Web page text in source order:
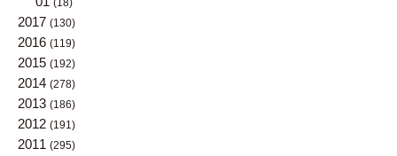
(18)
2017 (130)
2016 (119)
2015 (192)
2014 (278)
2013 (186)
2012 (191)
2011 (295)